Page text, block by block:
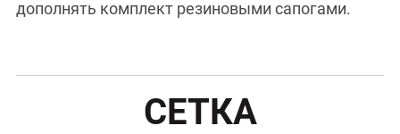
дополнять комплект резиновыми сапогами.
СЕТКА